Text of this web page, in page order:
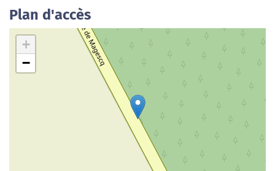
Plan d'accès
+
−